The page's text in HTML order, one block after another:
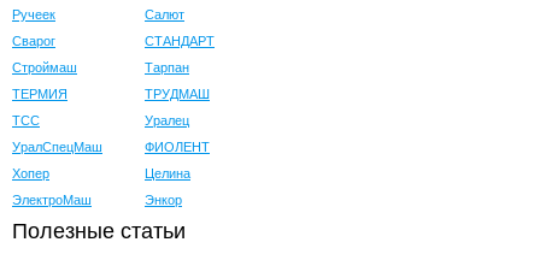
Ручеек
Салют
Сварог
СТАНДАРТ
Строймаш
Тарпан
ТЕРМИЯ
ТРУДМАШ
ТСС
Уралец
УралСпецМаш
ФИОЛЕНТ
Хопер
Целина
ЭлектроМаш
Энкор
Полезные статьи